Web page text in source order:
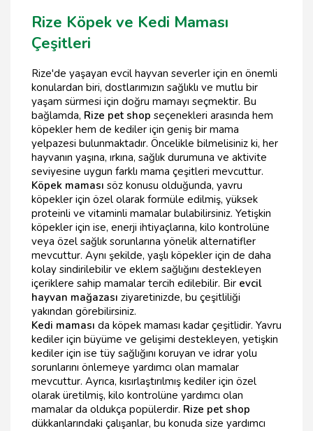
Rize Köpek ve Kedi Maması
Çeşitleri
Rize'de yaşayan evcil hayvan severler için en önemli
konulardan biri, dostlarımızın sağlıklı ve mutlu bir
yaşam sürmesi için doğru mamayı seçmektir. Bu
bağlamda, Rize pet shop seçenekleri arasında hem
köpekler hem de kediler için geniş bir mama
yelpazesi bulunmaktadır. Öncelikle bilmelisiniz ki, her
hayvanın yaşına, ırkına, sağlık durumuna ve aktivite
seviyesine uygun farklı mama çeşitleri mevcuttur.
Köpek maması söz konusu olduğunda, yavru
köpekler için özel olarak formüle edilmiş, yüksek
proteinli ve vitaminli mamalar bulabilirsiniz. Yetişkin
köpekler için ise, enerji ihtiyaçlarına, kilo kontrolüne
veya özel sağlık sorunlarına yönelik alternatifler
mevcuttur. Aynı şekilde, yaşlı köpekler için de daha
kolay sindirilebilir ve eklem sağlığını destekleyen
içeriklere sahip mamalar tercih edilebilir. Bir evcil
hayvan mağazası ziyaretinizde, bu çeşitliliği
yakından görebilirsiniz.
Kedi maması da köpek maması kadar çeşitlidir. Yavru
kediler için büyüme ve gelişimi destekleyen, yetişkin
kediler için ise tüy sağlığını koruyan ve idrar yolu
sorunlarını önlemeye yardımcı olan mamalar
mevcuttur. Ayrıca, kısırlaştırılmış kediler için özel
olarak üretilmiş, kilo kontrolüne yardımcı olan
mamalar da oldukça popülerdir. Rize pet shop
dükkanlarındaki çalışanlar, bu konuda size yardımcı